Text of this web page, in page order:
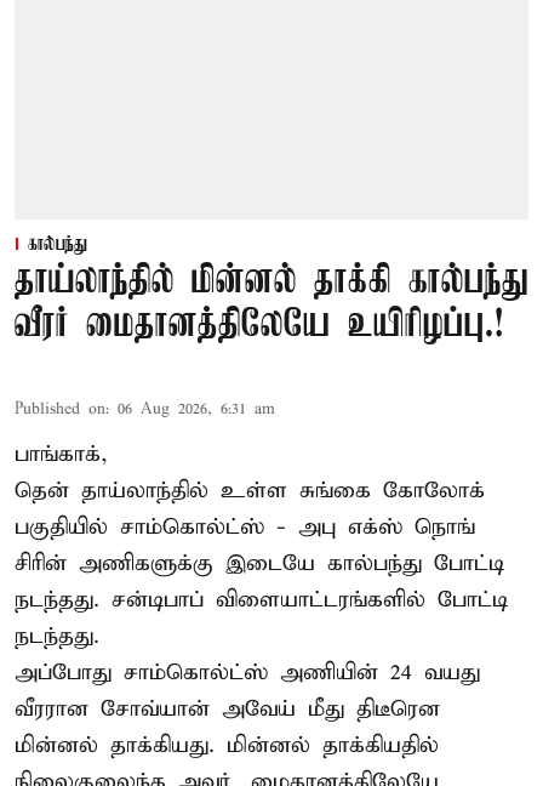
கால்பந்து
தாய்லாந்தில் மின்னல் தாக்கி கால்பந்து
வீரர் மைதானத்திலேயே உயிரிழப்பு.!
Published on: 06 Aug 2026, 6:31 am
பாங்காக்,
தென் தாய்லாந்தில் உள்ள சுங்கை கோலோக்
பகுதியில் சாம்கொல்ட்ஸ் - அபு எக்ஸ் நொங்
சிரின் அணிகளுக்கு இடையே கால்பந்து போட்டி
நடந்தது. சன்டிபாப் விளையாட்டரங்களில் போட்டி
நடந்தது.
அப்போது சாம்கொல்ட்ஸ் அணியின் 24 வயது
வீரரான சோவ்யான் அவேய் மீது திடீரென
மின்னல் தாக்கியது. மின்னல் தாக்கியதில்